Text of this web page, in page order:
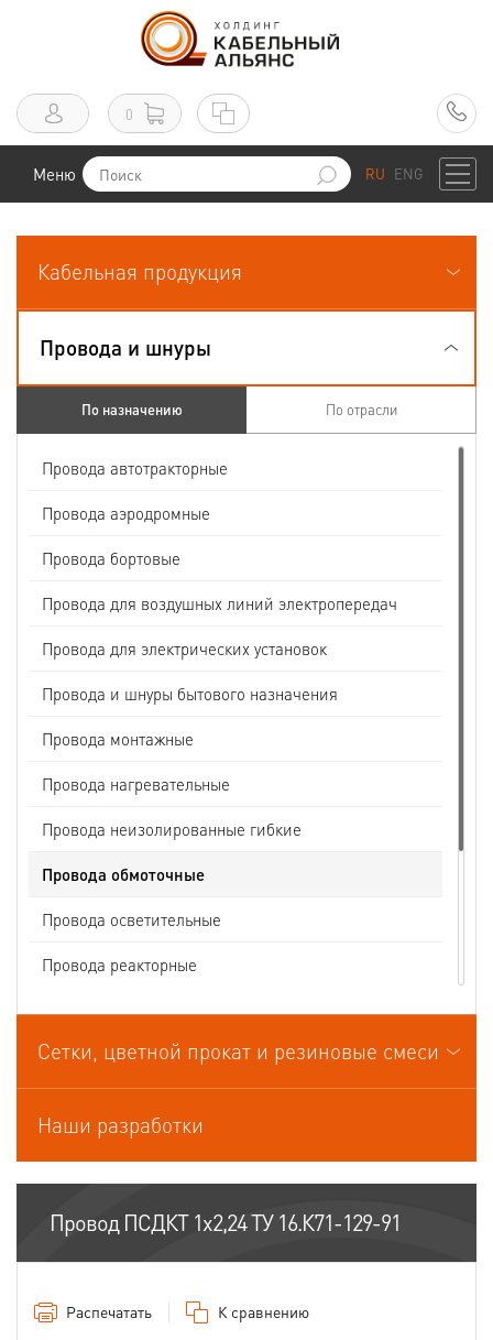
0
Меню RU ENG
Кабельная продукция
Провода и шнуры
По назначению По отрасли
Провода автотракторные
Провода аэродромные
Провода бортовые
Провода для воздушных линий электропередач
Провода для электрических установок
Провода и шнуры бытового назначения
Провода монтажные
Провода нагревательные
Провода неизолированные гибкие
Провода обмоточные
Провода осветительные
Провода реакторные
Провода связи
Провода спец.назначения
Шнуры шахтные
Сетки, цветной прокат и резиновые смеси
Наши разработки
Провод ПСДКТ 1х2,24 ТУ 16.К71-129-91
Распечатать К сравнению